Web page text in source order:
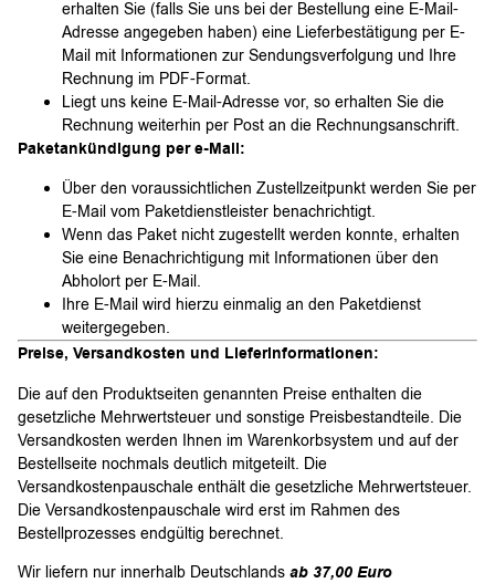
erhalten Sie (falls Sie uns bei der Bestellung eine E-Mail-
Adresse angegeben haben) eine Lieferbestätigung per E-
Mail mit Informationen zur Sendungsverfolgung und Ihre
Rechnung im PDF-Format.
Liegt uns keine E-Mail-Adresse vor, so erhalten Sie die
Rechnung weiterhin per Post an die Rechnungsanschrift.
Paketankündigung per e-Mail:
Über den voraussichtlichen Zustellzeitpunkt werden Sie per
E-Mail vom Paketdienstleister benachrichtigt.
Wenn das Paket nicht zugestellt werden konnte, erhalten
Sie eine Benachrichtigung mit Informationen über den
Abholort per E-Mail.
Ihre E-Mail wird hierzu einmalig an den Paketdienst
weitergegeben.
Preise, Versandkosten und Lieferinformationen:
Die auf den Produktseiten genannten Preise enthalten die
gesetzliche Mehrwertsteuer und sonstige Preisbestandteile. Die
Versandkosten werden Ihnen im Warenkorbsystem und auf der
Bestellseite nochmals deutlich mitgeteilt. Die
Versandkostenpauschale enthält die gesetzliche Mehrwertsteuer.
Die Versandkostenpauschale wird erst im Rahmen des
Bestellprozesses endgültig berechnet.
Wir liefern nur innerhalb Deutschlands ab 37,00 Euro